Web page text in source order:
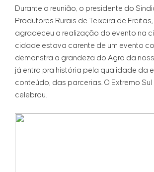
Durante a reunião, o presidente do
Produtores Rurais de Teixeira de
agradeceu a realização do evento na
cidade estava carente de um evento
demonstra a grandeza do Agro da
já entra pra história pela qualidade da
conteúdo, das parcerias. O Extremo Sul
celebrou.